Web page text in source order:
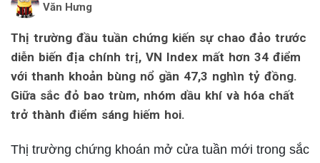
Văn Hưng
Thị trường đầu tuần chứng kiến sự chao đảo trước
diễn biến địa chính trị, VN Index mất hơn 34 điểm
với thanh khoản bùng nổ gần 47,3 nghìn tỷ đồng.
Giữa sắc đỏ bao trùm, nhóm dầu khí và hóa chất
trở thành điểm sáng hiếm hoi.
Thị trường chứng khoán mở cửa tuần mới trong sắc